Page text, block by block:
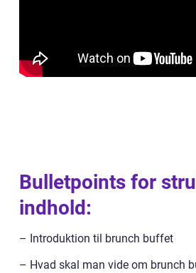
Bulletpoints for
indhold:
– Introduktion til brunch buffet
– Hvad skal man vide om brunch